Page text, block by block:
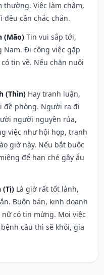
Việc làm chậm,
cần chắc chắn.
(Mão) Tin vui sắp tới,
Đi công việc gặp
tin về. Nếu chăn nuôi
(Thìn) Hay tranh luận,
đề phòng. Người ra đi
người nguyền rủa,
việc như hội họp, tranh
giờ này. Nếu bắt buộc
để hạn ché gây ẩu
(Tị) Là giờ rất tốt lành,
Buôn bán, kinh doanh
có tin mừng. Mọi việc
cầu thì sẽ khỏi, gia